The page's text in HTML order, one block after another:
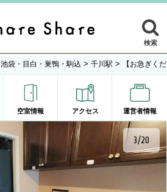
検索
池袋・目白・巣鴨・駒込 > 千川駅 > 【お急ぎく
空室情報 アクセス 運営者情報
3/20